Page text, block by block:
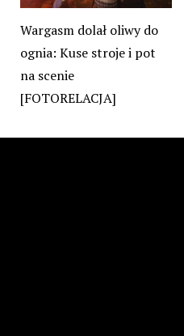
Wargasm dolał oliwy do
ognia: Kuse stroje i pot
na scenie
[FOTORELACJA]